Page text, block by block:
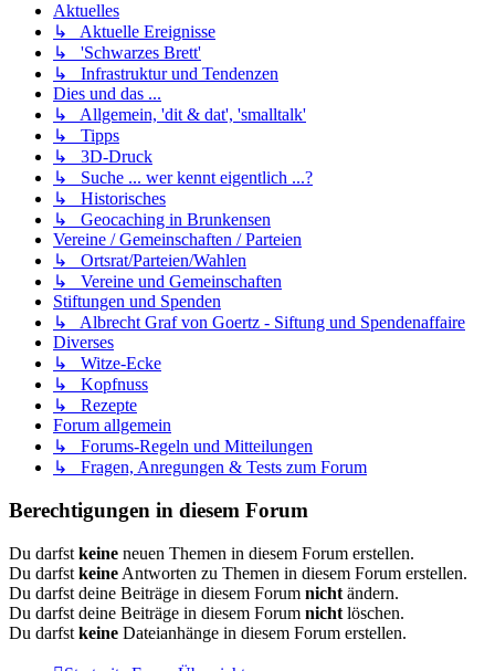
Aktuelles
↳ Aktuelle Ereignisse
↳ 'Schwarzes Brett'
↳ Infrastruktur und Tendenzen
Dies und das ...
↳ Allgemein, 'dit & dat', 'smalltalk'
↳ Tipps
↳ 3D-Druck
↳ Suche ... wer kennt eigentlich ...?
↳ Historisches
↳ Geocaching in Brunkensen
Vereine / Gemeinschaften / Parteien
↳ Ortsrat/Parteien/Wahlen
↳ Vereine und Gemeinschaften
Stiftungen und Spenden
↳ Albrecht Graf von Goertz - Siftung und Spendenaffaire
Diverses
↳ Witze-Ecke
↳ Kopfnuss
↳ Rezepte
Forum allgemein
↳ Forums-Regeln und Mitteilungen
↳ Fragen, Anregungen & Tests zum Forum
Berechtigungen in diesem Forum
Du darfst keine neuen Themen in diesem Forum erstellen.
Du darfst keine Antworten zu Themen in diesem Forum erstellen.
Du darfst deine Beiträge in diesem Forum nicht ändern.
Du darfst deine Beiträge in diesem Forum nicht löschen.
Du darfst keine Dateianhänge in diesem Forum erstellen.